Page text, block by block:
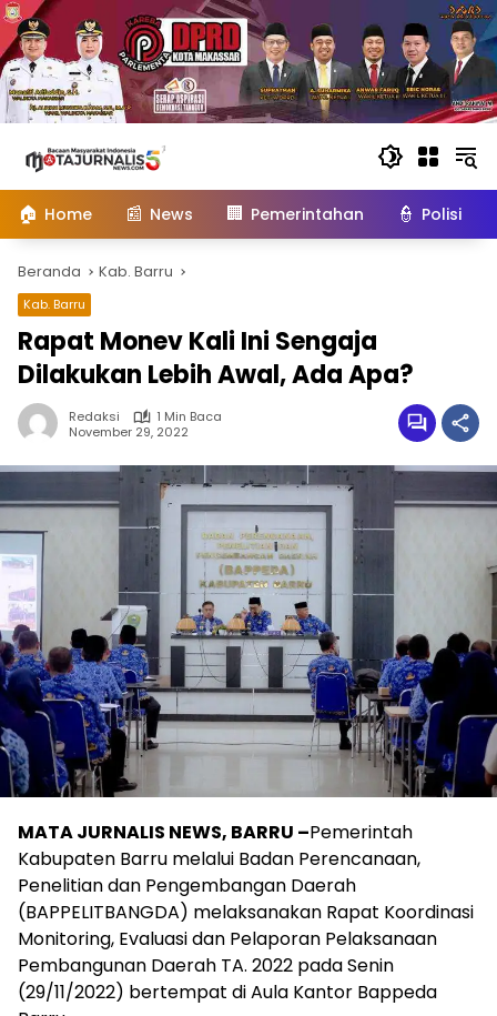
konten
🏠 Home 📰 News 🏢 Pemerintahan 👮 Polisi
Beranda Kab. Barru
Kab. Barru
Rapat Monev Kali Ini Sengaja
Dilakukan Lebih Awal, Ada Apa?
Redaksi
1 Min Baca
November 29, 2022
MATA JURNALIS NEWS, BARRU –Pemerintah
Kabupaten Barru melalui Badan Perencanaan,
Penelitian dan Pengembangan Daerah
(BAPPELITBANGDA) melaksanakan Rapat Koordinasi
Monitoring, Evaluasi dan Pelaporan Pelaksanaan
Pembangunan Daerah TA. 2022 pada Senin
(29/11/2022) bertempat di Aula Kantor Bappeda